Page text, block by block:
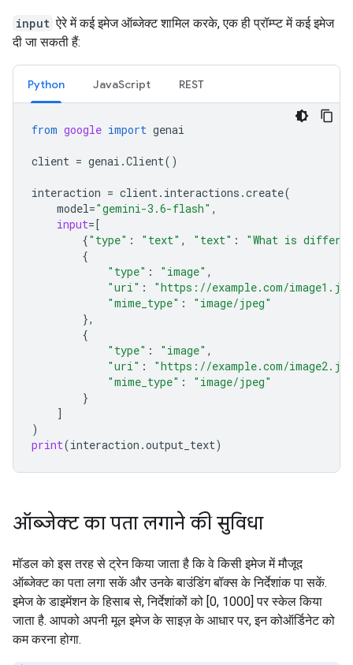
input ऐरे में कई इमेज ऑब्जेक्ट शामिल करके, एक ही प्रॉम्प्ट में कई इमेज
दी जा सकती हैं:
Python JavaScript REST
from google import genai
client = genai .Client()
interaction = client. interactions .create(
model="gemini-3.6-flash" ,
input=[
{"type" : "text" , "text" :
"What is
{
"type" : "image" ,
"uri" :
"https://example.com/
"mime_type" :
"image/jpeg"
},
{
"type" : "image" ,
"uri" :
"https://example.com/
"mime_type" :
"image/jpeg"
}
]
)
print(interaction .output_text)
ऑब्जेक्ट का पता लगाने की सुविधा
मॉडल को इस तरह से ट्रेन किया जाता है कि वे किसी इमेज में मौजूद
ऑब्जेक्ट का पता लगा सकें और उनके बाउंडिंग बॉक्स के निर्देशांक पा सकें.
इमेज के डाइमेंशन के हिसाब से, निर्देशांकों को [0, 1000] पर स्केल किया
जाता है. आपको अपनी मूल इमेज के साइज़ के आधार पर, इन कोऑर्डिनेट को
कम करना होगा.